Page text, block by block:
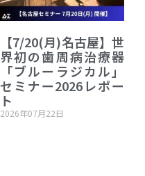
【7/20(月)名古屋】世
界初の歯周病治療器
「ブルーラジカル」
セミナー2026レポー
ト
2026年07月22日